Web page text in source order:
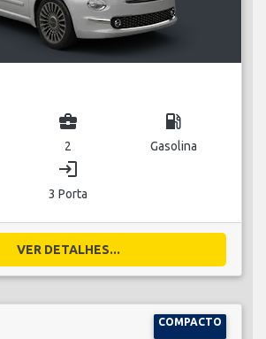
business_center
2
local_gas_station
Gasolina
login
3 Porta
VER DETALHES...
COMPACTO